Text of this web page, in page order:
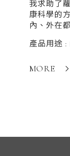
我求助了
康科學的
內、外在
產品用途 :
MORE